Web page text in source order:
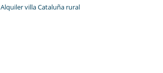
Alquiler villa Cataluña rural